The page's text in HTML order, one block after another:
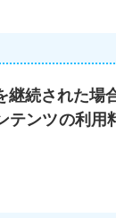
継続された場
テンツの利用